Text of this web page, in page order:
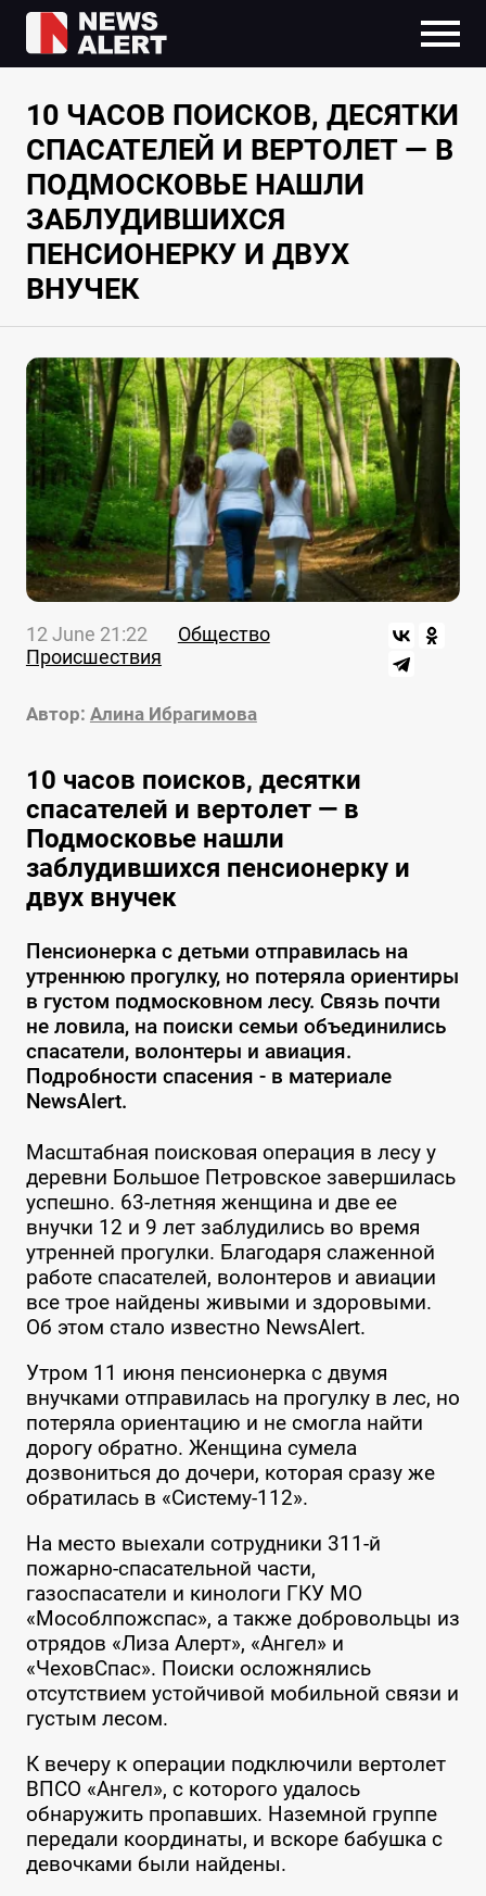
10 ЧАСОВ ПОИСКОВ, ДЕСЯТКИ
СПАСАТЕЛЕЙ И ВЕРТОЛЕТ — В
ПОДМОСКОВЬЕ НАШЛИ
ЗАБЛУДИВШИХСЯ
ПЕНСИОНЕРКУ И ДВУХ
ВНУЧЕК
12 June 21:22
Общество
Происшествия
Автор: Алина Ибрагимова
10 часов поисков, десятки
спасателей и вертолет — в
Подмосковье нашли
заблудившихся пенсионерку и
двух внучек
Пенсионерка с детьми отправилась на
утреннюю прогулку, но потеряла ориентиры
в густом подмосковном лесу. Связь почти
не ловила, на поиски семьи объединились
спасатели, волонтеры и авиация.
Подробности спасения - в материале
NewsAlert.
Масштабная поисковая операция в лесу у
деревни Большое Петровское завершилась
успешно. 63-летняя женщина и две ее
внучки 12 и 9 лет заблудились во время
утренней прогулки. Благодаря слаженной
работе спасателей, волонтеров и авиации
все трое найдены живыми и здоровыми.
Об этом стало известно NewsAlert.
Утром 11 июня пенсионерка с двумя
внучками отправилась на прогулку в лес, но
потеряла ориентацию и не смогла найти
дорогу обратно. Женщина сумела
дозвониться до дочери, которая сразу же
обратилась в «Систему-112».
На место выехали сотрудники 311-й
пожарно-спасательной части,
газоспасатели и кинологи ГКУ МО
«Мособлпожспас», а также добровольцы из
отрядов «Лиза Алерт», «Ангел» и
«ЧеховСпас». Поиски осложнялись
отсутствием устойчивой мобильной связи и
густым лесом.
К вечеру к операции подключили вертолет
ВПСО «Ангел», с которого удалось
обнаружить пропавших. Наземной группе
передали координаты, и вскоре бабушка с
девочками были найдены.